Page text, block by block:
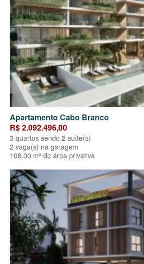
Apartamento Cabo Branco
R$ 2.092.496,00
3 quartos sendo 2 suíte(s)
2 vaga(s) na garagem
108.00 m² de área privativa